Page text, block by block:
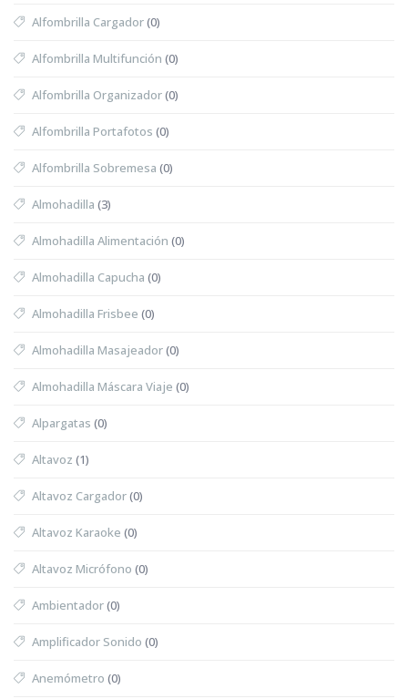
Alfombrilla Cargador(0)
Alfombrilla Multifunción (0)
Alfombrilla Organizador(0)
Alfombrilla Portafotos (0)
Alfombrilla Sobremesa (0)
Almohadilla (3)
Almohadilla Alimentación (0)
Almohadilla Capucha (0)
Almohadilla Frisbee (0)
Almohadilla Masajeador(0)
Almohadilla Máscara Viaje (0)
Alpargatas (0)
Altavoz (1)
Altavoz Cargador(0)
Altavoz Karaoke (0)
Altavoz Micrófono (0)
Ambientador(0)
Amplificador Sonido (0)
Anemómetro (0)